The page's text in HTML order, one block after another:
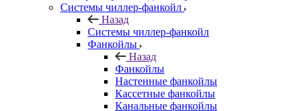
Системы чиллер-фанкойл
Назад
Системы чиллер-фанкойл
Фанкойлы
Назад
Фанкойлы
Настенные фанкойлы
Кассетные фанкойлы
Канальные фанкойлы